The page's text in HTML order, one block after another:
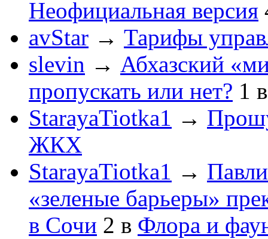
Неофициальная версия
avStar → Тарифы
slevin → Абхазский
пропускать или нет? 1
StarayaTiotka1 →
ЖКХ
StarayaTiotka1 →
«зеленые барьеры»
в Сочи 2 в Флора и